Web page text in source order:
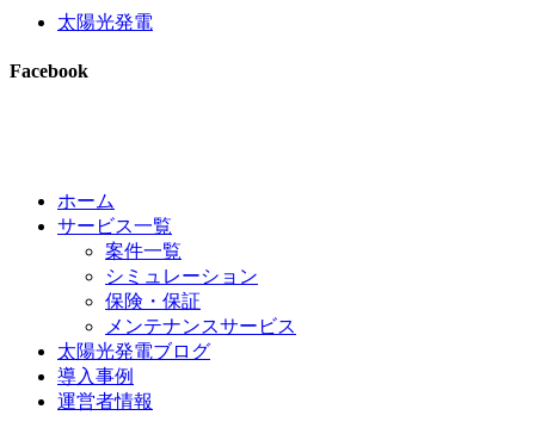
太陽光発電
Facebook
ホーム
サービス一覧
案件一覧
シミュレーション
保険・保証
メンテナンスサービス
太陽光発電ブログ
導入事例
運営者情報